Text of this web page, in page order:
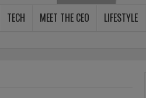
TECH MEET THE CEO LIFESTYLE